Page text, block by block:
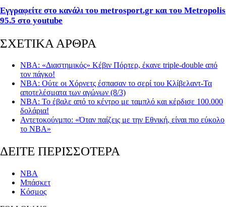
Εγγραφείτε στο κανάλι του metrosport.gr και του Metropolis
95.5 στο youtube
ΣΧΕΤΙΚΑ ΑΡΘΡΑ
NBA: «Διαστημικός» Κέβιν Πόρτερ, έκανε triple-double από
τον πάγκο!
NBA: Ούτε οι Χόρνετς έσπασαν το σερί του Κλίβελαντ-Τα
αποτελέσματα των αγώνων (8/3)
NBA: Το έβαλε από το κέντρο με ταμπλό και κέρδισε 100.000
δολάρια!
Αντετοκούνμπο: «Όταν παίζεις με την Εθνική, είναι πιο εύκολο
το NBA»
ΔΕΙΤΕ ΠΕΡΙΣΣΟΤΕΡΑ
NBA
Μπάσκετ
Κόσμος